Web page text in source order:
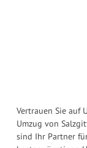
Vertrauen Sie auf
Umzug von
sind Ihr Partner